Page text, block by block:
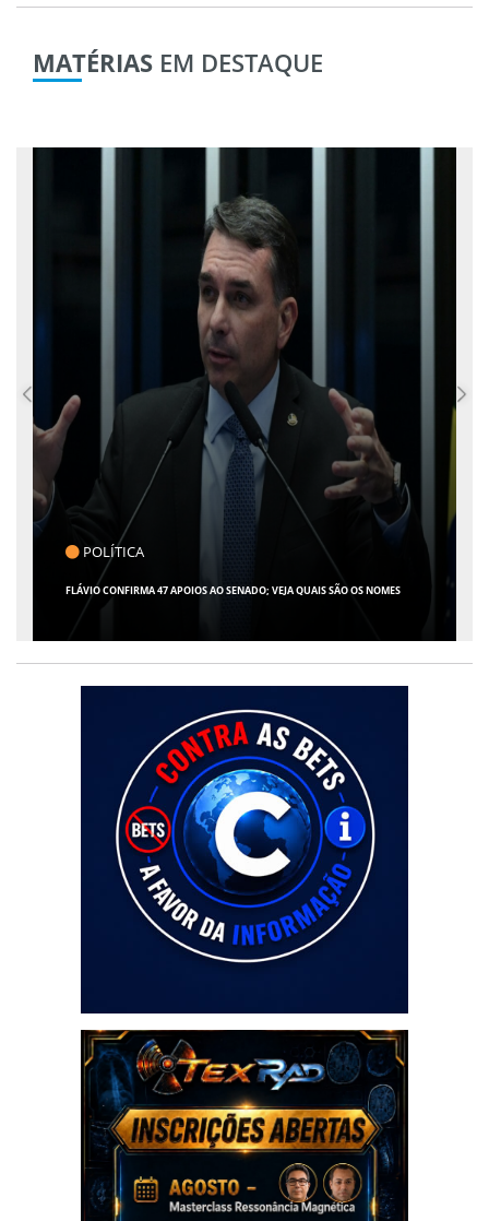
MATÉRIAS EM DESTAQUE
POLÍTICA
FLÁVIO CONFIRMA 47 APOIOS AO SENADO; VEJA QUAIS SÃO OS NOMES